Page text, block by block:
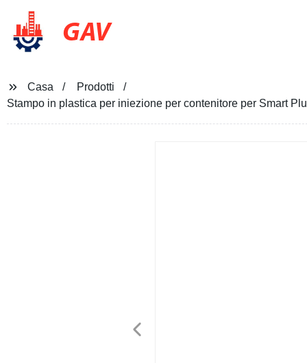
GAV
Casa
Prodotti
Stampo in plastica per iniezione per contenitore per Smart